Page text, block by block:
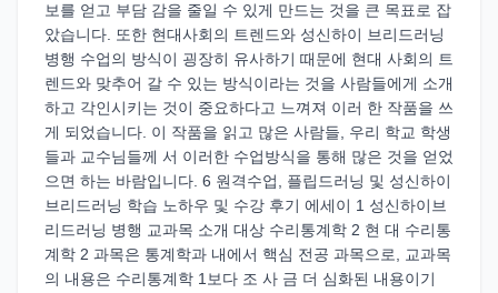
보를 얻고 부담 감을 줄일 수 있게 만드는 것을 큰 목표로 잡
았습니다. 또한 현대사회의 트렌드와 성신하이 브리드러닝
병행 수업의 방식이 굉장히 유사하기 때문에 현대 사회의 트
렌드와 맞추어 갈 수 있는 방식이라는 것을 사람들에게 소개
하고 각인시키는 것이 중요하다고 느껴져 이러 한 작품을 쓰
게 되었습니다. 이 작품을 읽고 많은 사람들, 우리 학교 학생
들과 교수님들께 서 이러한 수업방식을 통해 많은 것을 얻었
으면 하는 바람입니다. 6 원격수업, 플립드러닝 및 성신하이
브리드러닝 학습 노하우 및 수강 후기 에세이 1 성신하이브
리드러닝 병행 교과목 소개 대상 수리통계학 2 현 대 수리통
계학 2 과목은 통계학과 내에서 핵심 전공 과목으로, 교과목
의 내용은 수리통계학 1보다 조 사 금 더 심화된 내용이기